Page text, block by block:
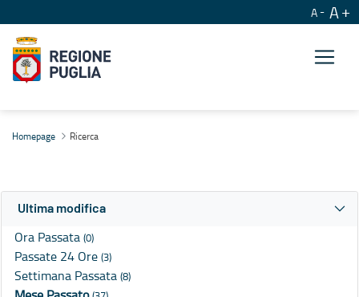
A A
Homepage Ricerca
Ultima modifica
Ora Passata (0)
Passate 24 Ore (3)
Settimana Passata (8)